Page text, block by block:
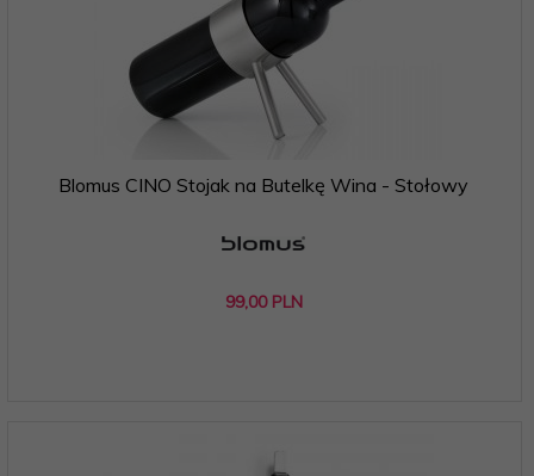
Blomus CINO Stojak na Butelkę Wina - Stołowy
99,00 PLN